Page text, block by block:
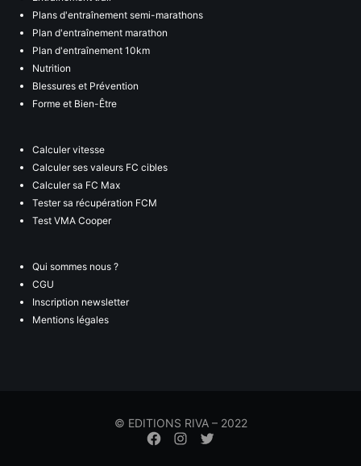
Plans d'entraînement semi-marathons
Plan d'entraînement marathon
Plan d'entraînement 10km
Nutrition
Blessures et Prévention
Forme et Bien-Être
Calculer vitesse
Calculer ses valeurs FC cibles
Calculer sa FC Max
Tester sa récupération FCM
Test VMA Cooper
Qui sommes nous ?
CGU
Inscription newsletter
Mentions légales
© EDITIONS RIVA – 2022
Élément
Élément